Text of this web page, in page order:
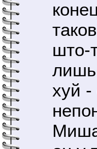
што-
лишь
хуй -